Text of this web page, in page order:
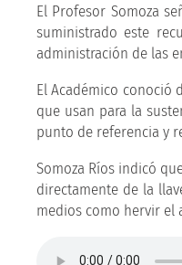
El Profesor Somoza
suministrado este
administración de las
El Académico conoció
que usan para la
punto de referencia y
Somoza Ríos indicó
directamente de la
medios como hervir el